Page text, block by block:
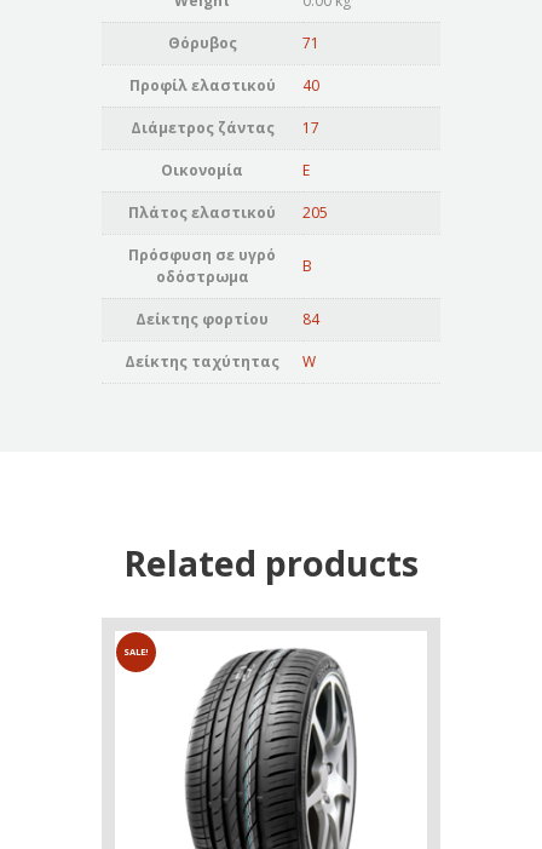
Θόρυβος 71
Προφίλ ελαστικού 40
Διάμετρος ζάντας 17
Οικονομία E
Πλάτος ελαστικού 205
Πρόσφυση σε υγρό
οδόστρωμα
B
Δείκτης φορτίου 84
Δείκτης ταχύτητας W
Related products
SALE!